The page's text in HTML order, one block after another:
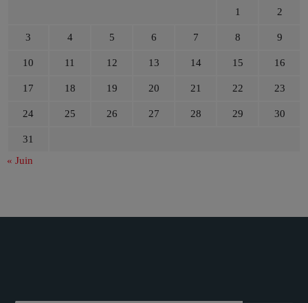
1 2
3 4 5 6 7 8 9
10 11 12 13 14 15 16
17 18 19 20 21 22 23
24 25 26 27 28 29 30
31
« Juin